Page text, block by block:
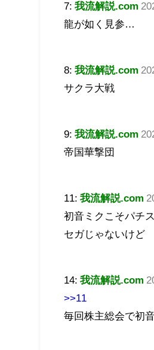
7:我流解説.com
龍が如く見参…
8:我流解説.com
サクラ大戦
9:我流解説.com
帝国華撃団
11:我流解説.com
初音ミクこそパチ
セガじゃないけど
14:我流解説.com
>>11
毎回株主総会で初